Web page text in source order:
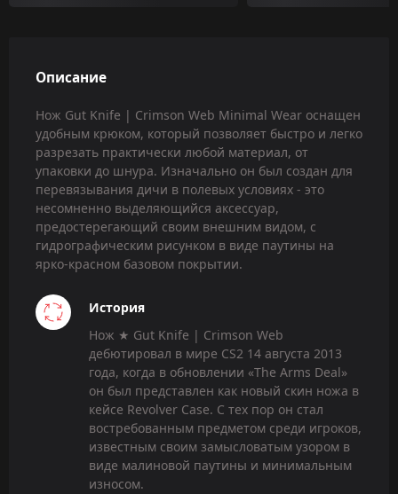
Описание
Нож Gut Knife | Crimson Web Minimal Wear оснащен
удобным крюком, который позволяет быстро и легко
разрезать практически любой материал, от
упаковки до шнура. Изначально он был создан для
перевязывания дичи в полевых условиях - это
несомненно выделяющийся аксессуар,
предостерегающий своим внешним видом, с
гидрографическим рисунком в виде паутины на
ярко-красном базовом покрытии.
История
Нож ★ Gut Knife | Crimson Web
дебютировал в мире CS2 14 августа 2013
года, когда в обновлении «The Arms Deal»
он был представлен как новый скин ножа в
кейсе Revolver Case. С тех пор он стал
востребованным предметом среди игроков,
известным своим замысловатым узором в
виде малиновой паутины и минимальным
износом.